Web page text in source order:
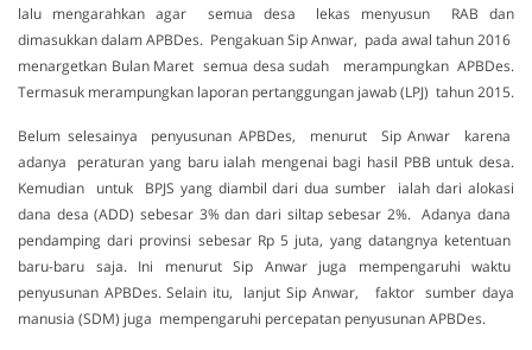
lalu mengarahkan agar semua desa lekas menyusun RAB dan
dimasukkan dalam APBDes. Pengakuan Sip Anwar, pada awal tahun 2016
menargetkan Bulan Maret semua desa sudah merampungkan APBDes.
Termasuk merampungkan laporan pertanggungan jawab (LPJ) tahun 2015.
Belum selesainya penyusunan APBDes, menurut Sip Anwar karena
adanya peraturan yang baru ialah mengenai bagi hasil PBB untuk desa.
Kemudian untuk BPJS yang diambil dari dua sumber ialah dari alokasi
dana desa (ADD) sebesar 3% dan dari siltap sebesar 2%. Adanya dana
pendamping dari provinsi sebesar Rp 5 juta, yang datangnya ketentuan
baru-baru saja. Ini menurut Sip Anwar juga mempengaruhi waktu
penyusunan APBDes. Selain itu, lanjut Sip Anwar, faktor sumber daya
manusia (SDM) juga mempengaruhi percepatan penyusunan APBDes.